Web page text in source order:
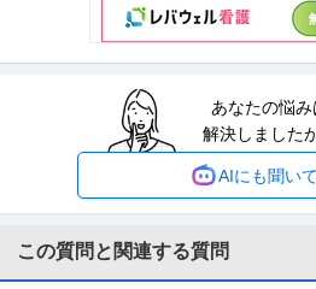
【職種】管理＞経理（財務会計） 【業種】IT
ア ※会員属性などに応じ、…続きを見る
サビ管 研修修了証必須／サービス管
移行・定着支援
株式会社Kaien/Kaien秋葉原
昇給あり
月給31.8万円〜38.9万円
容】 就労移行支援事業所にお…続きを見る
あなたの悩み
解決しました
AIにも聞い
この質問と関連する質問